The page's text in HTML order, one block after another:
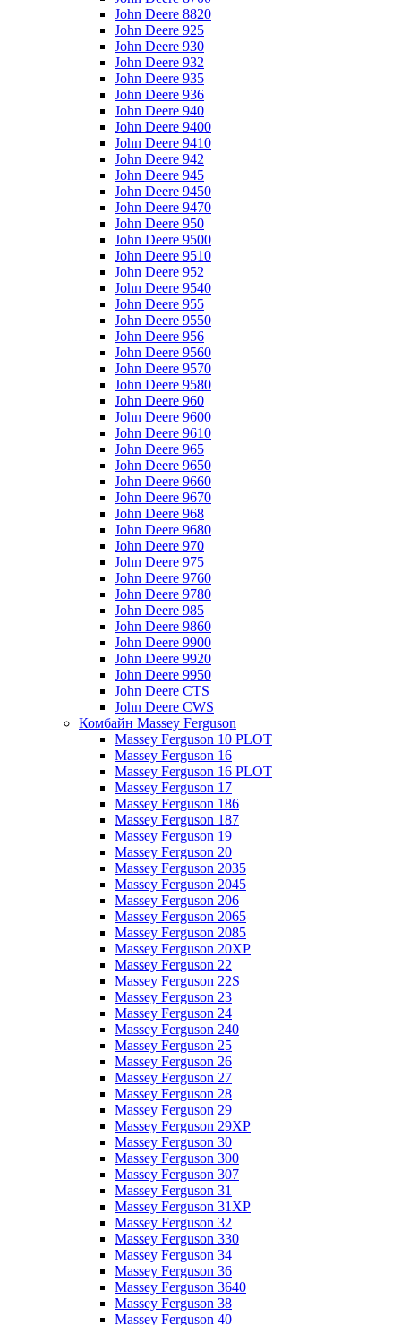
John Deere 8820
John Deere 925
John Deere 930
John Deere 932
John Deere 935
John Deere 936
John Deere 940
John Deere 9400
John Deere 9410
John Deere 942
John Deere 945
John Deere 9450
John Deere 9470
John Deere 950
John Deere 9500
John Deere 9510
John Deere 952
John Deere 9540
John Deere 955
John Deere 9550
John Deere 956
John Deere 9560
John Deere 9570
John Deere 9580
John Deere 960
John Deere 9600
John Deere 9610
John Deere 965
John Deere 9650
John Deere 9660
John Deere 9670
John Deere 968
John Deere 9680
John Deere 970
John Deere 975
John Deere 9760
John Deere 9780
John Deere 985
John Deere 9860
John Deere 9900
John Deere 9920
John Deere 9950
John Deere CTS
John Deere CWS
Комбайн Massey Ferguson
Massey Ferguson 10 PLOT
Massey Ferguson 16
Massey Ferguson 16 PLOT
Massey Ferguson 17
Massey Ferguson 186
Massey Ferguson 187
Massey Ferguson 19
Massey Ferguson 20
Massey Ferguson 2035
Massey Ferguson 2045
Massey Ferguson 206
Massey Ferguson 2065
Massey Ferguson 2085
Massey Ferguson 20XP
Massey Ferguson 22
Massey Ferguson 22S
Massey Ferguson 23
Massey Ferguson 24
Massey Ferguson 240
Massey Ferguson 25
Massey Ferguson 26
Massey Ferguson 27
Massey Ferguson 28
Massey Ferguson 29
Massey Ferguson 29XP
Massey Ferguson 30
Massey Ferguson 300
Massey Ferguson 307
Massey Ferguson 31
Massey Ferguson 31XP
Massey Ferguson 32
Massey Ferguson 330
Massey Ferguson 34
Massey Ferguson 36
Massey Ferguson 3640
Massey Ferguson 38
Massey Ferguson 40